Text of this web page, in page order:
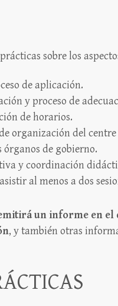
sobre los
de aplicación.
y proceso de
de horarios.
organización del centre
de gobierno.
y coordinación
al menos a dos
un informe en el
, y también otras